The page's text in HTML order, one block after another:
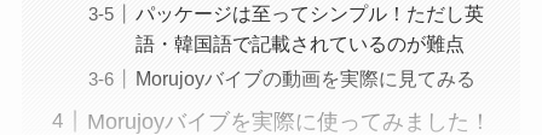
パッケージは至ってシンプル！ただし英
語・韓国語で記載されているのが難点
Morujoyバイブの動画を実際に見てみる
Morujoyバイブを実際に使ってみました！